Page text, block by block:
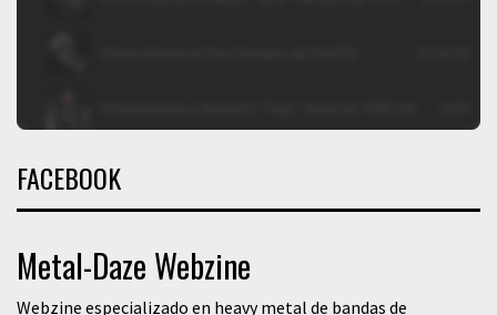
FACEBOOK
Metal-Daze Webzine
Webzine especializado en heavy metal de bandas de